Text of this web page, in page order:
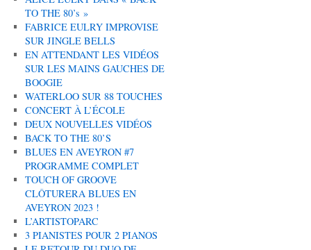
TO THE 80’s »
FABRICE EULRY IMPROVISE
SUR JINGLE BELLS
EN ATTENDANT LES VIDÉOS
SUR LES MAINS GAUCHES DE
BOOGIE
WATERLOO SUR 88 TOUCHES
CONCERT À L’ÉCOLE
DEUX NOUVELLES VIDÉOS
BACK TO THE 80’S
BLUES EN AVEYRON #7
PROGRAMME COMPLET
TOUCH OF GROOVE
CLÔTURERA BLUES EN
AVEYRON 2023 !
L’ARTISTOPARC
3 PIANISTES POUR 2 PIANOS